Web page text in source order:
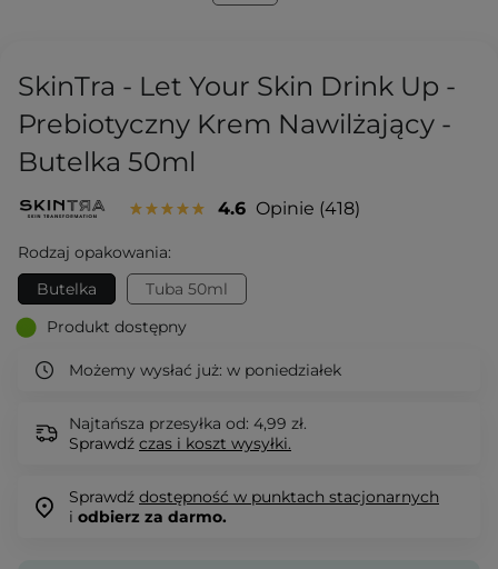
SkinTra - Let Your Skin Drink Up -
Prebiotyczny Krem Nawilżający -
Butelka 50ml
4.6 Opinie 418
Rodzaj opakowania:
Butelka
Tuba 50ml
Produkt dostępny
Możemy wysłać już: w poniedziałek
Najtańsza przesyłka od: 4,99 zł.
Sprawdź czas i koszt wysyłki.
Sprawdź dostępność w punktach stacjonarnych
i odbierz za darmo.